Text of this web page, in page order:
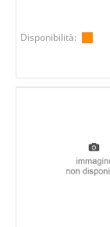
Disponibilità: